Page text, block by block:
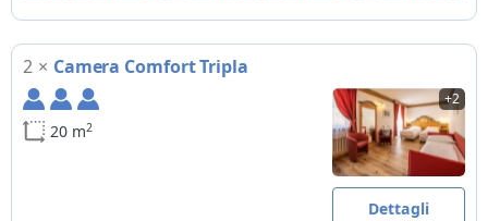
2 × Camera Comfort Tripla
20 m2
+2
Dettagli